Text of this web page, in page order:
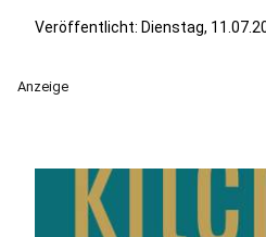
Veröffentlicht: Dienstag,
Anzeige